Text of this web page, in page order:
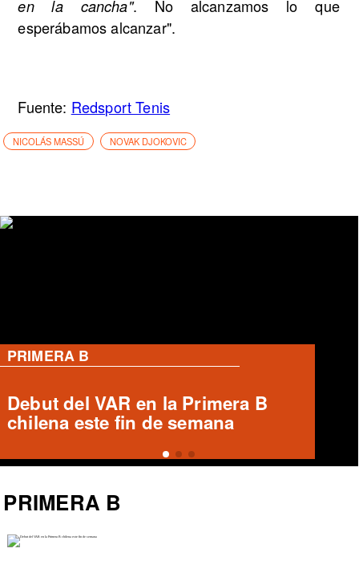
en la cancha". No alcanzamos lo que
esperábamos alcanzar".
Fuente: Redsport Tenis
NICOLÁS MASSÚ NOVAK DJOKOVIC
PRIMERA B
Ronald Fuentes habla sobre caso
Enzo Riquelme y Ángelo Araos
PRIMERA B